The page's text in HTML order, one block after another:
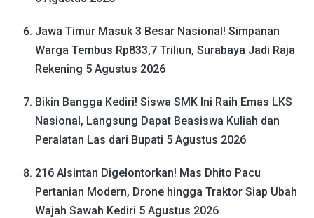
Jawa Timur Masuk 3 Besar Nasional! Simpanan
Warga Tembus Rp833,7 Triliun, Surabaya Jadi Raja
Rekening 5 Agustus 2026
Bikin Bangga Kediri! Siswa SMK Ini Raih Emas LKS
Nasional, Langsung Dapat Beasiswa Kuliah dan
Peralatan Las dari Bupati 5 Agustus 2026
216 Alsintan Digelontorkan! Mas Dhito Pacu
Pertanian Modern, Drone hingga Traktor Siap Ubah
Wajah Sawah Kediri 5 Agustus 2026